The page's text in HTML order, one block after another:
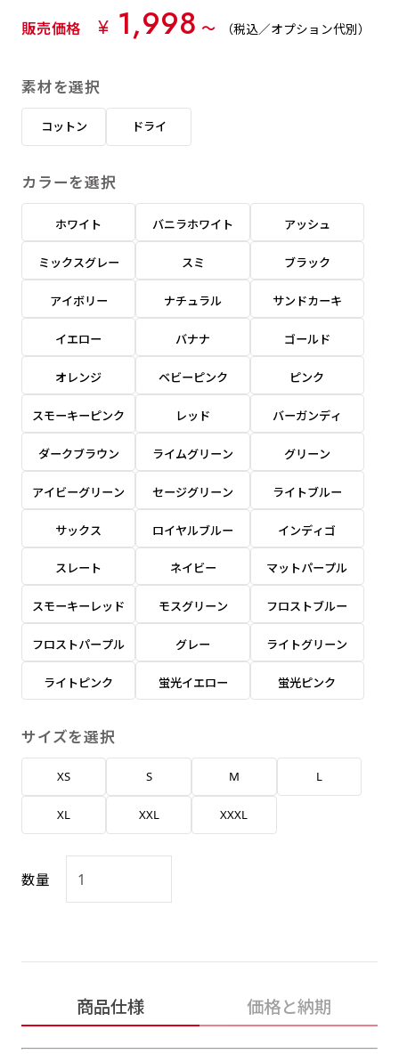
販売価格 ¥ 1,998 〜 （税込／オプション代別）
素材を選択
コットン ドライ
カラーを選択
ホワイト バニラホワイト アッシュ
ミックスグレー スミ ブラック
アイボリー ナチュラル サンドカーキ
イエロー バナナ ゴールド
オレンジ ベビーピンク ピンク
スモーキーピンク レッド バーガンディ
ダークブラウン ライムグリーン グリーン
アイビーグリーン セージグリーン ライトブルー
サックス ロイヤルブルー インディゴ
スレート ネイビー マットパープル
スモーキーレッド モスグリーン フロストブルー
フロストパープル グレー ライトグリーン
ライトピンク 蛍光イエロー 蛍光ピンク
サイズを選択
XS S M L
XL XXL XXXL
数量
商品仕様 価格と納期
弊社よりJPG画像をお送りします。ご確認のお
入稿（AI／PSD）
購入時の案内に沿って入稿してください。［
入稿（AI／PSD）（要画像確認）［ +298円
］
弊社よりJPG画像をお送りします。ご確認のお
返事を頂いたあとに製作開始いたします。
デザイン依頼［ +3,998円 ］
イルまたは、文章でお知らせください。
文字だけのぼり［ +1,298円 ］
ご購入時の案内に沿って、文字をご指定くだ
さい。
文字だけのぼり（要画像確認）［ +1,598円
弊社よりJPG画像をお送りします。ご確認のお
返事を頂いたあとに製作開始いたします。
名入れ［+999円］
文字のみの名入れが可能です。
名入れ（要画像確認）［+1,298円］
弊社よりJPG画像をお送りします。ご確認のお
返事を頂いたあとに製作開始いたします。
ロゴ有り名入れ［ +1,498円］
ご購入時の案内にそって、デザイン画のファ
イルまたは、文章でお知らせください。
ロゴ有り名入れ（要画像確認）［ +1,798
円］
弊社よりJPG画像をお送りします。ご確認のお
返事を頂いたあとに製作開始いたします。
デザインの色や文字等が変更いただけます。
幅は標準サイズですが高さが30cm 低いです。
近距離の歩行者や、特に女性の目線を意識したい
スリム(45x180)
飾る場所に対して、標準サイズでは大きすぎると
感じる場合や、立てる本数を増やしたい場合はこ
ちらです。
幅が15cm 狭くなっておりスリムな印象を受けま
す。
コンパクト(45x150)
あまり一般的でないサイズですが最近、注文が増
コンビニさんなどで多いです。 お店の外観の邪魔
になりづらく、狭い範囲で沢山飾れます。
魔になりにくいのがポイントです。ハーフ用のポ
ールが必要です。
台座タイプ・吸盤タイプ・クリップタイプがござ
います。レジカウンターや商品棚にぴったりで
幅は標準サイズですが高さが30cm 低いです。
近距離の歩行者や、特に女性の目線を意識したい
スリム(180x45)
飾る場所に対して、標準サイズでは大きすぎると
感じる場合や、立てる本数を増やしたい場合はこ
ちらです。
幅が15cm 狭くなっておりスリムな印象を受けま
す。
コンパクト(150x45)
あまり一般的でないサイズですが最近、注文が増
コンビニさんなどで多いです。 お店の外観の邪魔
になりづらく、狭い範囲で沢山飾れます。
店内用です。お客さんの歩行や陳列した商品の邪
魔になりにくいのがポイントです。ハーフ用のポ
ールが必要です。
台座タイプ・吸盤タイプ・クリップタイプがござ
います。レジカウンターや商品棚にぴったりで
チチ無し
上左チチと
上右チチと
左棒袋縫い
右棒袋縫い
（上と右）
上棒袋縫い
（上のみ）
上下棒袋縫い
（上と下）
タペストリー
加工
※パイプ紐付き
その他
※備考欄に要望をお書きください
Aバナー用チチ
（上2下2）
ハトメ四隅
ハトメ上4つ
（+1営業日）
ハトメ上下4つ
（+1営業日）
上棒袋縫い
（上のみ）
（上のみ） その他
※備考欄に要望をお書きください
1本（2分割）の場合だと
文字の間にスリットが入ります